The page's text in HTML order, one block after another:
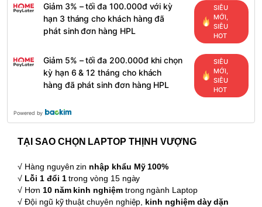
Giảm 3% – tối đa 100.000đ với kỳ
hạn 3 tháng cho khách hàng đã
phát sinh đơn hàng HPL
SIÊU
MỚI,
SIÊU
HOT
Giảm 5% – tối đa 200.000đ khi chọn
kỳ hạn 6 & 12 tháng cho khách
hàng đã phát sinh đơn hàng HPL
SIÊU
MỚI,
SIÊU
HOT
Powered by
TẠI SAO CHỌN LAPTOP THỊNH VƯỢNG
√ Hàng nguyên zin nhập khẩu Mỹ 100%
√ Lỗi 1 đổi 1trong vòng 15 ngày
√ Hơn 10 năm kinh nghiệm trong ngành Laptop
√ Đội ngũ kỹ thuật chuyên nghiệp, kinh nghiệm dày dặn